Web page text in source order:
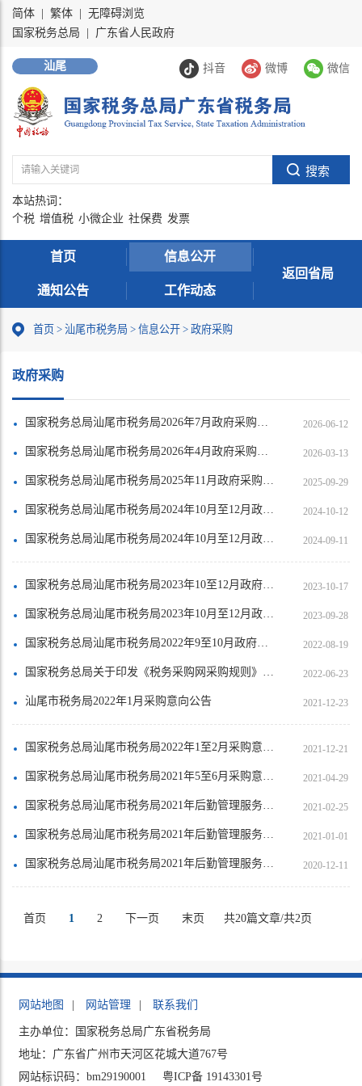
简体 繁体
无障碍浏览
国家税务总局
广东省人民政府
抖音 微博 微信
汕尾
本站热词：
个税 增值税 小微企业 社保费 发票
首页 信息公开
通知公告 工作动态
返回省局
首页 > 汕尾市税务局 > 信息公开 > 政府采购
政府采购
国家税务总局汕尾市税务局2026年7月政府采购意向公告 2026-06-12
国家税务总局汕尾市税务局2026年4月政府采购意向公告 2026-03-13
国家税务总局汕尾市税务局2025年11月政府采购意向公告 2025-09-29
国家税务总局汕尾市税务局2024年10月至12月政府采购意向公告 2024-10-12
国家税务总局汕尾市税务局2024年10月至12月政府采购意向公告 2024-09-11
国家税务总局汕尾市税务局2023年10至12月政府采购意向公告 2023-10-17
国家税务总局汕尾市税务局2023年10月至12月政府采购意向 2023-09-28
国家税务总局汕尾市税务局2022年9至10月政府采购意向公告 2022-08-19
国家税务总局关于印发《税务采购网采购规则》的通知 税总采购发〔2021〕61号 2022-06-23
汕尾市税务局2022年1月采购意向公告 2021-12-23
国家税务总局汕尾市税务局2022年1至2月采购意向公告 2021-12-21
国家税务总局汕尾市税务局2021年5至6月采购意向公告 2021-04-29
国家税务总局汕尾市税务局2021年后勤管理服务采购项目劳务派遣合同2021 2021-02-25
国家税务总局汕尾市税务局2021年后勤管理服务采购项目中标公告 2021-01-01
国家税务总局汕尾市税务局2021年后勤管理服务采购项目竞争性磋商 2020-12-11
首页 1 2 下一页 末页 共20篇文章/共2页
网站地图 网站管理 联系我们
主办单位：国家税务总局广东省税务局
地址：广东省广州市天河区花城大道767号
网站标识码：bm29190001
粤ICP备 19143301号